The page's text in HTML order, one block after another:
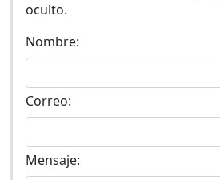
oculto.
Nombre:
Correo:
Mensaje: